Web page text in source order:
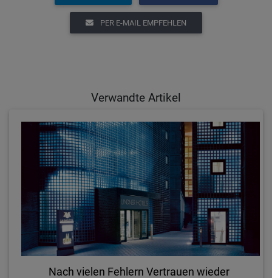
PER E-MAIL EMPFEHLEN
Verwandte Artikel
Nach vielen Fehlern Vertrauen wieder